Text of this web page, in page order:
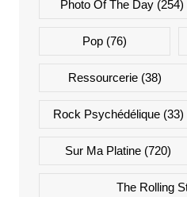
Photo Of The Day (254)
Pop(76)
Ressourcerie (38)
Rock Psychédélique(33)
Sur Ma Platine (720)
The Rolling